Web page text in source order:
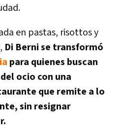
en pastas, risottos y
Di Berni se transformó
para quienes buscan
ocio con una
que remite a lo
sin resignar